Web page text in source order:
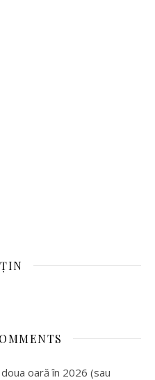
oară în 2026 (sau